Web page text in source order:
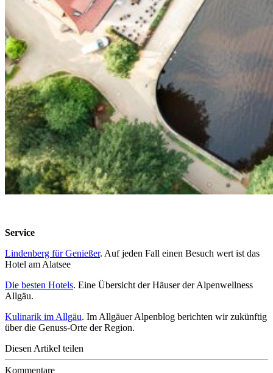
Service
Lindenberg für Genießer. Auf jeden Fall einen Besuch wert ist das
Hotel am Alatsee
Die besten Hotels. Eine Übersicht der Häuser der Alpenwellness
Allgäu.
Kulinarik im Allgäu. Im Allgäuer Alpenblog berichten wir zukünftig
über die Genuss-Orte der Region.
Diesen Artikel teilen
Kommentare